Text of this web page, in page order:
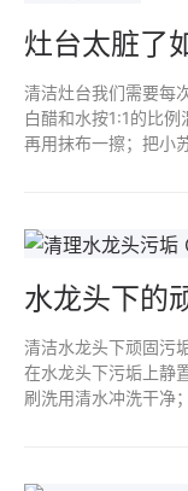
灶台太脏了
清洁灶台我们需要每
白醋和水按1:1的比例
再用抹布一擦；把小
水龙头下的
清洁水龙头下顽固污
在水龙头下污垢上静
刷洗用清水冲洗干净